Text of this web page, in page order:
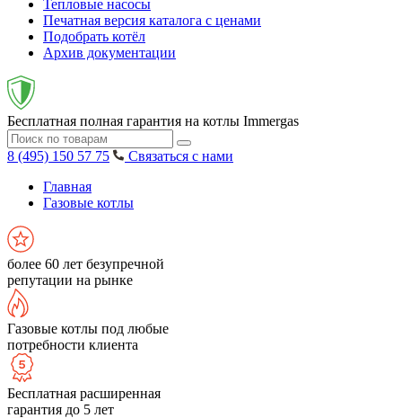
Тепловые насосы
Печатная версия каталога с ценами
Подобрать котёл
Архив документации
Бесплатная полная гарантия на котлы Immergas
8 (495) 150 57 75
Связаться с нами
Главная
Газовые котлы
более 60 лет безупречной
репутации на рынке
Газовые котлы под любые
потребности клиента
Бесплатная расширенная
гарантия до 5 лет